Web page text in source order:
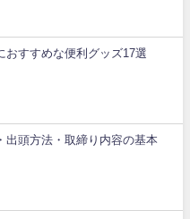
おすすめな便利グッズ17選
出頭方法・取締り内容の基本